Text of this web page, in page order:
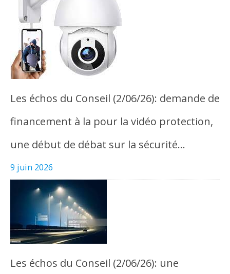
Les échos du Conseil (2/06/26): demande de
financement à la pour la vidéo protection,
une début de débat sur la sécurité…
9 juin 2026
Les échos du Conseil (2/06/26): une